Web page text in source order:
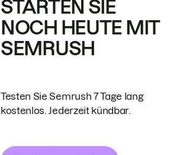
STARTEN SIE
NOCH HEUTE MIT
SEMRUSH
Testen Sie Semrush 7 Tage lang
kostenlos. Jederzeit kündbar.